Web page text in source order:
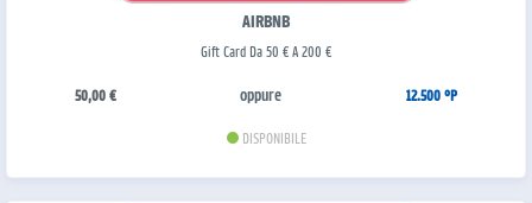
AIRBNB
Gift Card Da 50 € A 200 €
50,00 € oppure 12.500 °P
DISPONIBILE